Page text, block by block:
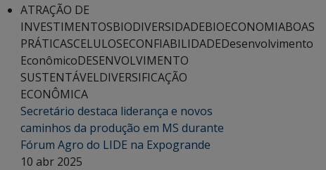
ATRAÇÃO DE
INVESTIMENTOSBIODIVERSIDADEBIOECONOMIABOAS
PRÁTICASCELULOSECONFIABILIDADEDesenvolvimento
EconômicoDESENVOLVIMENTO
SUSTENTÁVELDIVERSIFICAÇÃO
ECONÔMICA
Secretário destaca liderança e novos
caminhos da produção em MS durante
Fórum Agro do LIDE na Expogrande
10 abr 2025